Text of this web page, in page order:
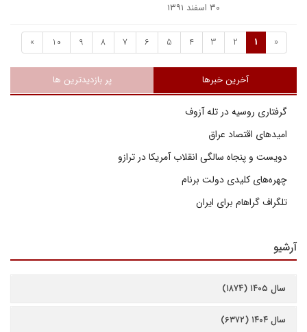
۳۰ اسفند ۱۳۹۱
«
1
2
3
4
5
6
7
8
9
10
»
آخرین خبرها پر بازدیدترین ها
گرفتاری روسیه در تله آزوف
امیدهای اقتصاد عراق
دویست و پنجاه سالگی انقلاب آمریکا در ترازو
چهره‌های کلیدی دولت برنام
تلگراف گراهام برای ایران
آرشیو
سال ۱۴۰۵ (۱۸۷۴)
سال ۱۴۰۴ (۶۳۷۲)